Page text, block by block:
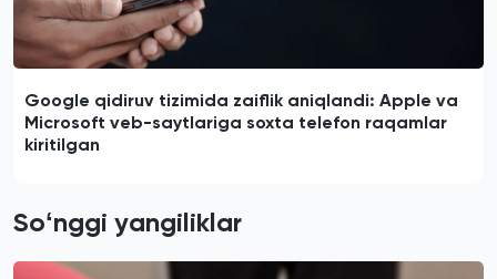
Google qidiruv tizimida zaiflik aniqlandi: Apple va
Microsoft veb-saytlariga soxta telefon raqamlar
kiritilgan
Soʻnggi yangiliklar